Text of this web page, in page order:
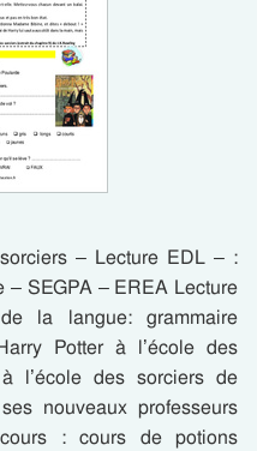
– Lecture EDL – :
– SEGPA – EREA Lecture
la langue: grammaire
Potter à l’école des
l’école des sorciers de
nouveaux professeurs
: cours de potions